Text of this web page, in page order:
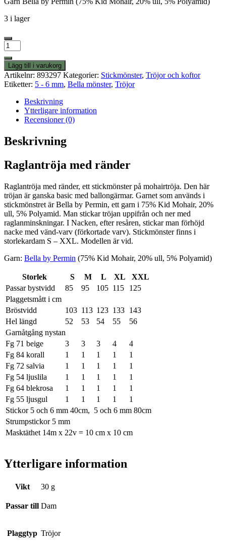
3 i lager
Raglantröja
med
ränder
mängd
Lägg till i varukorg
Artikelnr: 893297 Kategorier: Stickmönster, Tröjor och koftor
Etiketter: 5 - 6 mm, Bella mönster, Tröjor
Beskrivning
Ytterligare information
Recensioner (0)
Beskrivning
Raglantröja med ränder
Raglantröja med ränder, ett stickmönster på mohairtröja. Den här
tröjan är ganska basic med ballongärmar. Garnet som används i
stickmönstret är Bella by Permin, ett garn i 75% Kid Mohair, 20%
ull, 5% Polyamid. Man stickar tröjan uppifrån och ner med
raglanminskningar. I Nacken, efter resåren, stickar man förhöjd
nacke med vänd-varv (förkortade varv). Stickmönster finns i
storlekardam S – XXL. Modellen är vid.
Garn: Bella by Permin (75% Kid Mohair, 20% ull, 5% Polyamid)
Storlek S M L XL
XXL
Passar bystvidd
85 95 105 115
125
Plaggetsmått i cm
Bröstvidd
103 113 123 133 143
Hel längd
52 53 54 55
56
Garnåtgång nystan
Fg 71 beige
3 3 3 4
4
Fg 84 korall
1 1 1 1
1
Fg 72 salvia
1 1 1 1
1
Fg 54 ljuslila
1 1 1 1
1
Fg 64 blekrosa
1 1 1 1
1
Fg 55 ljusgul
1 1 1 1
1
Stickor 5 och 6 mm 40cm, 5 och 6 mm 80cm
Strumpstickor 5 mm
Masktäthet 14m x 22v = 10 cm x 10 cm
Ytterligare information
Vikt 30 g
Passar till Dam
Plaggtyp Tröjor